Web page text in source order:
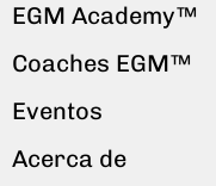
EGM Academy™
Coaches EGM™
Eventos
Acerca de